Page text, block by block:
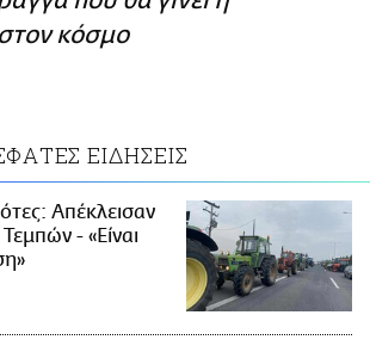
κόσμο
ΕΙΔΗΣΕΙΣ
Απέκλεισαν
- «Είναι